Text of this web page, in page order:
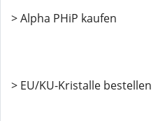
> Alpha PHiP kaufen
> EU/KU-Kristalle bestellen